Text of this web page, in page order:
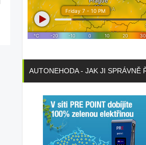
AUTONEHODA - JAK JI SPRÁVNĚ